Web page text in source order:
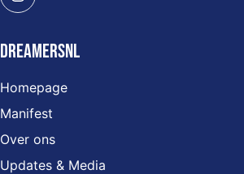
DreamersNL
Homepage
Manifest
Over ons
Updates & Media